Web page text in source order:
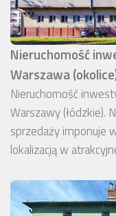
Nieruchomość
Warszawa
Nieruchomość
Warszawy (łódzkie).
sprzedaży imponuje
lokalizacją w